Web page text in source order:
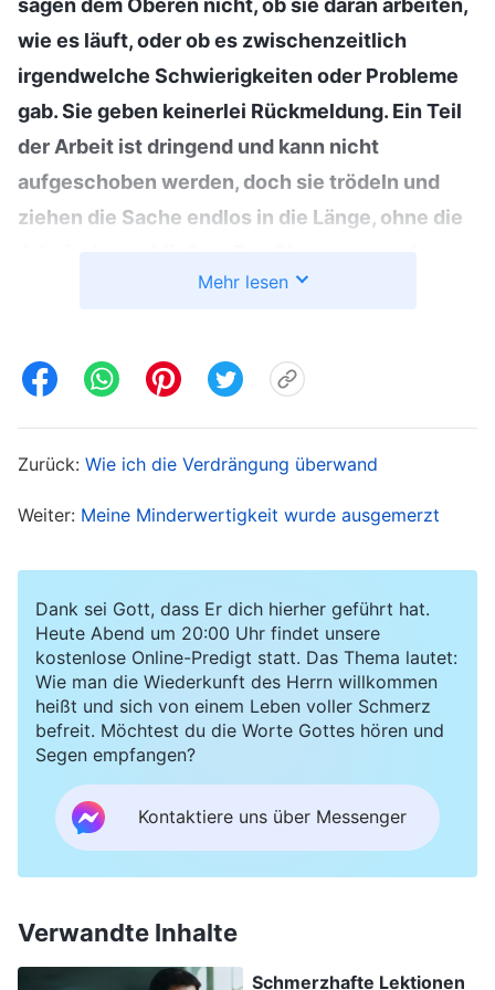
wie es läuft, oder ob es zwischenzeitlich
irgendwelche Schwierigkeiten oder Probleme
gab. Sie geben keinerlei Rückmeldung. Ein Teil
der Arbeit ist dringend und kann nicht
aufgeschoben werden, doch sie trödeln und
ziehen die Sache endlos in die Länge, ohne die
nachfragen. Wenn der Obere das tut, empfinden
peinlich, und in ihrem Herzen sträuben sie sich
dagegen: ‚Ich habe diese Aufgabe erst vor
knapp zehn Tagen erhalten. Ich habe mich noch
nicht einmal zurechtgefunden, aber der Obere
sie an, an den Anfragen herumzunörgeln. Wo
liegt hier das Problem? Sagt Mir, ist es nicht
völlig normal, dass der Obere nachfragt? Zum
einen will er mehr über den Stand der Arbeit
erfahren und darüber, welche Probleme es noch
zu lösen gilt; zum anderen will er mehr über das
Kaliber der Leute erfahren, denen er diese
Arbeit zugeteilt hat, und wissen, ob sie
tatsächlich in der Lage sind, Probleme zu lösen
will die tatsächlichen Fakten herausfinden, und
Mehr lesen
Zurück: Wie ich die Verdrängung überwand
Weiter: Meine Minderwertigkeit wurde ausgemerzt
Dank sei Gott, dass Er dich hierher geführt hat.
Heute Abend um 20:00 Uhr findet unsere
kostenlose Online-Predigt statt. Das Thema lautet:
Wie man die Wiederkunft des Herrn willkommen
heißt und sich von einem Leben voller Schmerz
befreit. Möchtest du die Worte Gottes hören und
Segen empfangen?
Kontaktiere uns über Messenger
Verwandte Inhalte
Schmerzhafte Lektionen